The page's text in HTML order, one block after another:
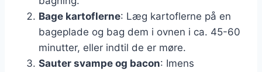
Bage kartoflerne: Læg kartoflerne på en
bageplade og bag dem i ovnen i ca. 45-60
minutter, eller indtil de er møre.
Sauter svampe og bacon: Imens